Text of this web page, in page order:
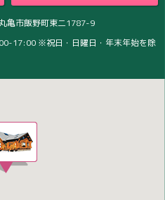
亀市飯野町東二1787-9
17:00 ※祝日・日曜日・年末年始を除